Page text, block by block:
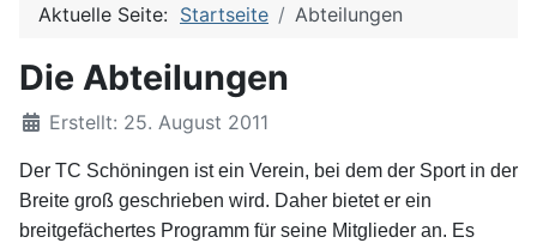
Aktuelle Seite: Startseite Abteilungen
Die Abteilungen
DetailsErstellt: 25. August 2011
Der TC Schöningen ist ein Verein, bei dem der Sport in der
Breite groß geschrieben wird. Daher bietet er ein
breitgefächertes Programm für seine Mitglieder an. Es